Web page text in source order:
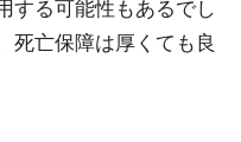
する可能性もあるでし
死亡保障は厚くても良